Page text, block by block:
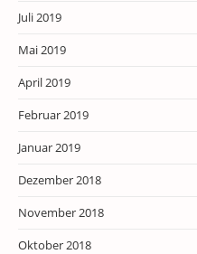
Juli 2019
Mai 2019
April 2019
Februar 2019
Januar 2019
Dezember 2018
November 2018
Oktober 2018